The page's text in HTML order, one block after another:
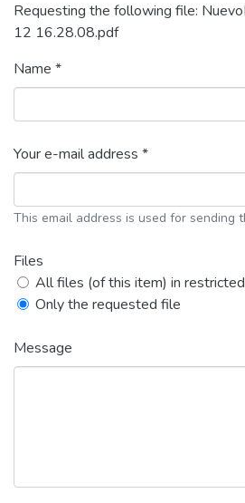
Requesting the following file:
12 16.28.08.pdf
Name *
Your e-mail address *
This email address is used for sending
Files
All files (of this item) in
Only the requested file
Message